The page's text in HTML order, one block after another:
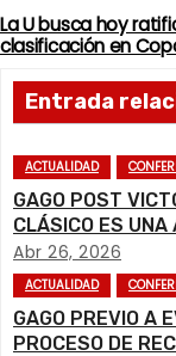
N
a
v
e
g
a
c
La U busca hoy
clasificación en
Entrada
ACTUALIDAD
GAGO POST
CLÁSICO ES UNA
Abr 26, 2026
ACTUALIDAD
GAGO PREVIO A
PROCESO DE